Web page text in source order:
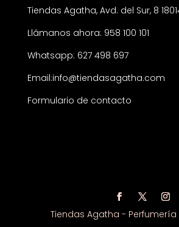
Tiendas Agatha, Avd. del Sur, 8
Llámanos ahora: 958 100 101
Whatsapp: 627 498 697
Email:info@tiendasagatha.com
Formulario de contacto
Tiendas Agatha - Perfumería